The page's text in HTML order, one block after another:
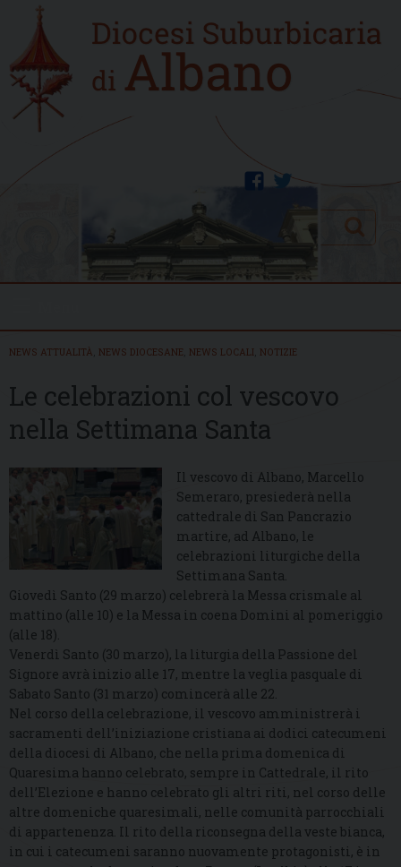
content
Home
new
twitter
facebook
Search
NEWS ATTUALITÀ NEWS DIOCESANE NEWS LOCALI NOTIZIE
Le celebrazioni col vescovo
nella Settimana Santa
Il vescovo di Albano, Marcello
Semeraro, presiederà nella
cattedrale di San Pancrazio
martire, ad Albano, le
celebrazioni liturgiche della
Settimana Santa.
Giovedì Santo (29 marzo) celebrerà la Messa crismale al
mattino (alle 10) e la Messa in coena Domini al pomeriggio
(alle 18).
Venerdì Santo (30 marzo), la liturgia della Passione del
Signore avrà inizio alle 17, mentre la veglia pasquale di
Sabato Santo (31 marzo) comincerà alle 22.
Nel corso della celebrazione, il vescovo amministrerà i
sacramenti dell’iniziazione cristiana ai dodici catecumeni
della diocesi di Albano, che nella prima domenica di
Quaresima hanno celebrato, sempre in Cattedrale, il rito
dell’Elezione e hanno celebrato gli altri riti, nel corso delle
altre domeniche quaresimali, nelle comunità parrocchiali
di appartenenza. Il rito della riconsegna della veste bianca,
in cui i catecumeni saranno nuovamente protagonisti, è in